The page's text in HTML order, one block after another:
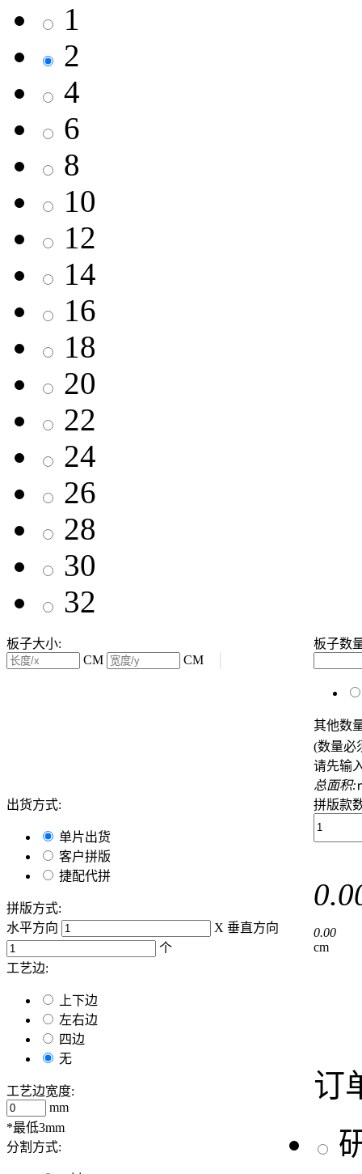
1
2
4
6
8
10
12
14
16
18
20
22
24
26
28
30
32
板子大小:
CM
CM
板子数
其他数
(数量必
请先输
总面积:
出货方式:
单片出货
客户拼版
捷配代拼
拼版方式:
水平方向
X 垂直方向
个
工艺边:
上下边
左右边
四边
无
工艺边宽度:
mm
*最低3mm
分割方式:
拼版款
0.00
cm
订